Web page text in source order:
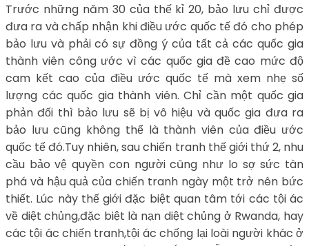
Trước những năm 30 của thế kỉ 20, bảo lưu chỉ được
đưa ra và chấp nhận khi điều ước quốc tế đó cho phép
bảo lưu và phải có sự đồng ý của tất cả các quốc gia
thành viên công ước vì các quốc gia đề cao mức độ
cam kết cao của điều ước quốc tế mà xem nhẹ số
lượng các quốc gia thành viên. Chỉ cần một quốc gia
phản đối thì bảo lưu sẽ bị vô hiệu và quốc gia đưa ra
bảo lưu cũng không thể là thành viên của điều ước
quốc tế đó.Tuy nhiên, sau chiến tranh thế giới thứ 2, nhu
cầu bảo vệ quyền con người cũng như lo sợ sức tàn
phá và hậu quả của chiến tranh ngày một trở nên bức
thiết. Lúc này thế giới đặc biệt quan tâm tới các tội ác
về diệt chủng,đặc biệt là nạn diệt chủng ở Rwanda, hay
các tội ác chiến tranh,tội ác chống lại loài người khác ở